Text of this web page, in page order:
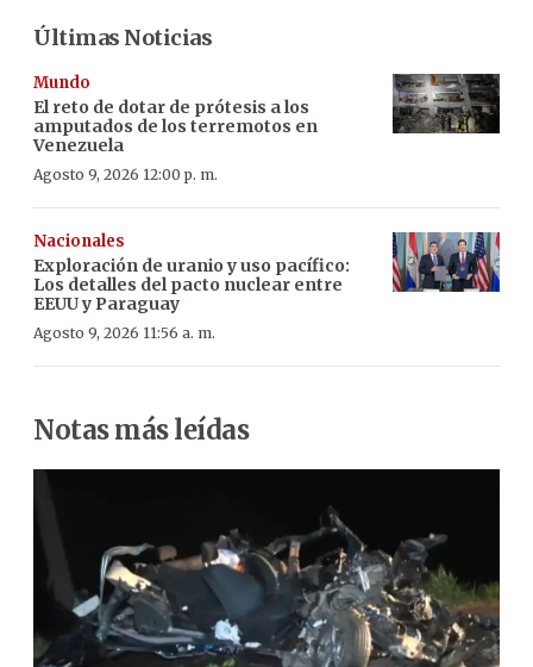
Últimas Noticias
Mundo
El reto de dotar de prótesis a los
amputados de los terremotos en
Venezuela
Agosto 9, 2026 12:00 p. m.
Nacionales
Exploración de uranio y uso pacífico:
Los detalles del pacto nuclear entre
EEUU y Paraguay
Agosto 9, 2026 11:56 a. m.
Notas más leídas